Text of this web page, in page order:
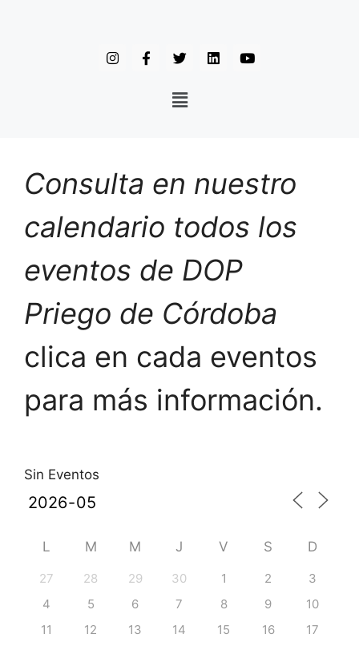
Consulta en nuestro
calendario todos los
eventos de DOP
Priego de Córdoba
clica en cada eventos
para más información.
Sin Eventos
L M M J V S D
27 28 29 30 1 2
3
4
5 6 7 8 9
10
11
12 13 14 15 16
17